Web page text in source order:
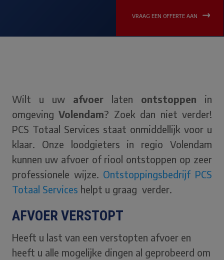
VRAAG EEN OFFERTE AAN
Wilt u uw afvoer laten ontstoppen in
omgevingVolendam? Zoek dan niet verder!
PCS Totaal Services staat onmiddellijk voor u
klaar. Onze loodgieters in regio Volendam
kunnen uw afvoer of riool ontstoppen op zeer
professionele wijze. Ontstoppingsbedrijf PCS
Totaal Services helpt u graag verder.
AFVOER VERSTOPT
Heeft u last van een verstopten afvoer en
heeft u alle mogelijke dingen al geprobeerd om